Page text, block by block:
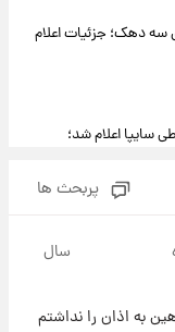
سه دهک؛ جزئیات اعلام
سایپا اعلام شد؛
پربحث ها
سال
به اذان را نداشتم